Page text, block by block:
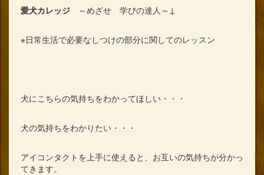
愛犬カレッジ ～めざせ 学びの達人～↓
※日常生活で必要なしつけの部分に関してのレッスン
犬にこちらの気持ちをわかってほしい・・・
犬の気持ちをわかりたい・・・
アイコンタクトを上手に使えると、お互いの気持ちが分かっ
てきます。